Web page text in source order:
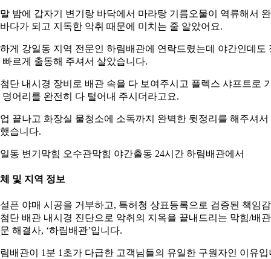
밤에 갑자기 변기랑 바닥에서 마라탕 기름오물이 역류해서
다가 되고 지독한 악취 때문에 미치는 줄 알았어요.
게 강일동 지역 전문인 하림배관에 연락드렸는데 야간인데도
빠르게 출동해 주셔서 살았습니다.
단 내시경 장비로 배관 속을 다 보여주시고 플렉스 샤프트로
덩어리를 완전히 다 털어내 주시더라고요.
끝나고 화장실 물청소에 소독까지 완벽한 뒷정리를 해주셔서
습니다.
동 변기막힘 오수관막힘 야간출동 24시간 하림배관에서
및 지역 정보
픈 야매 시공을 거부하고, 특허청 상표등록으로 검증된 책임
단 배관 내시경 진단으로 악취의 지옥을 끝내드리는 막힘/배관
해결사, ‘하림배관’입니다.
배관이 1분 1초가 다급한 고객님들의 유일한 구원자인 이유입